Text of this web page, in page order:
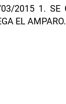
2015 1. SE
EL AMPARO.